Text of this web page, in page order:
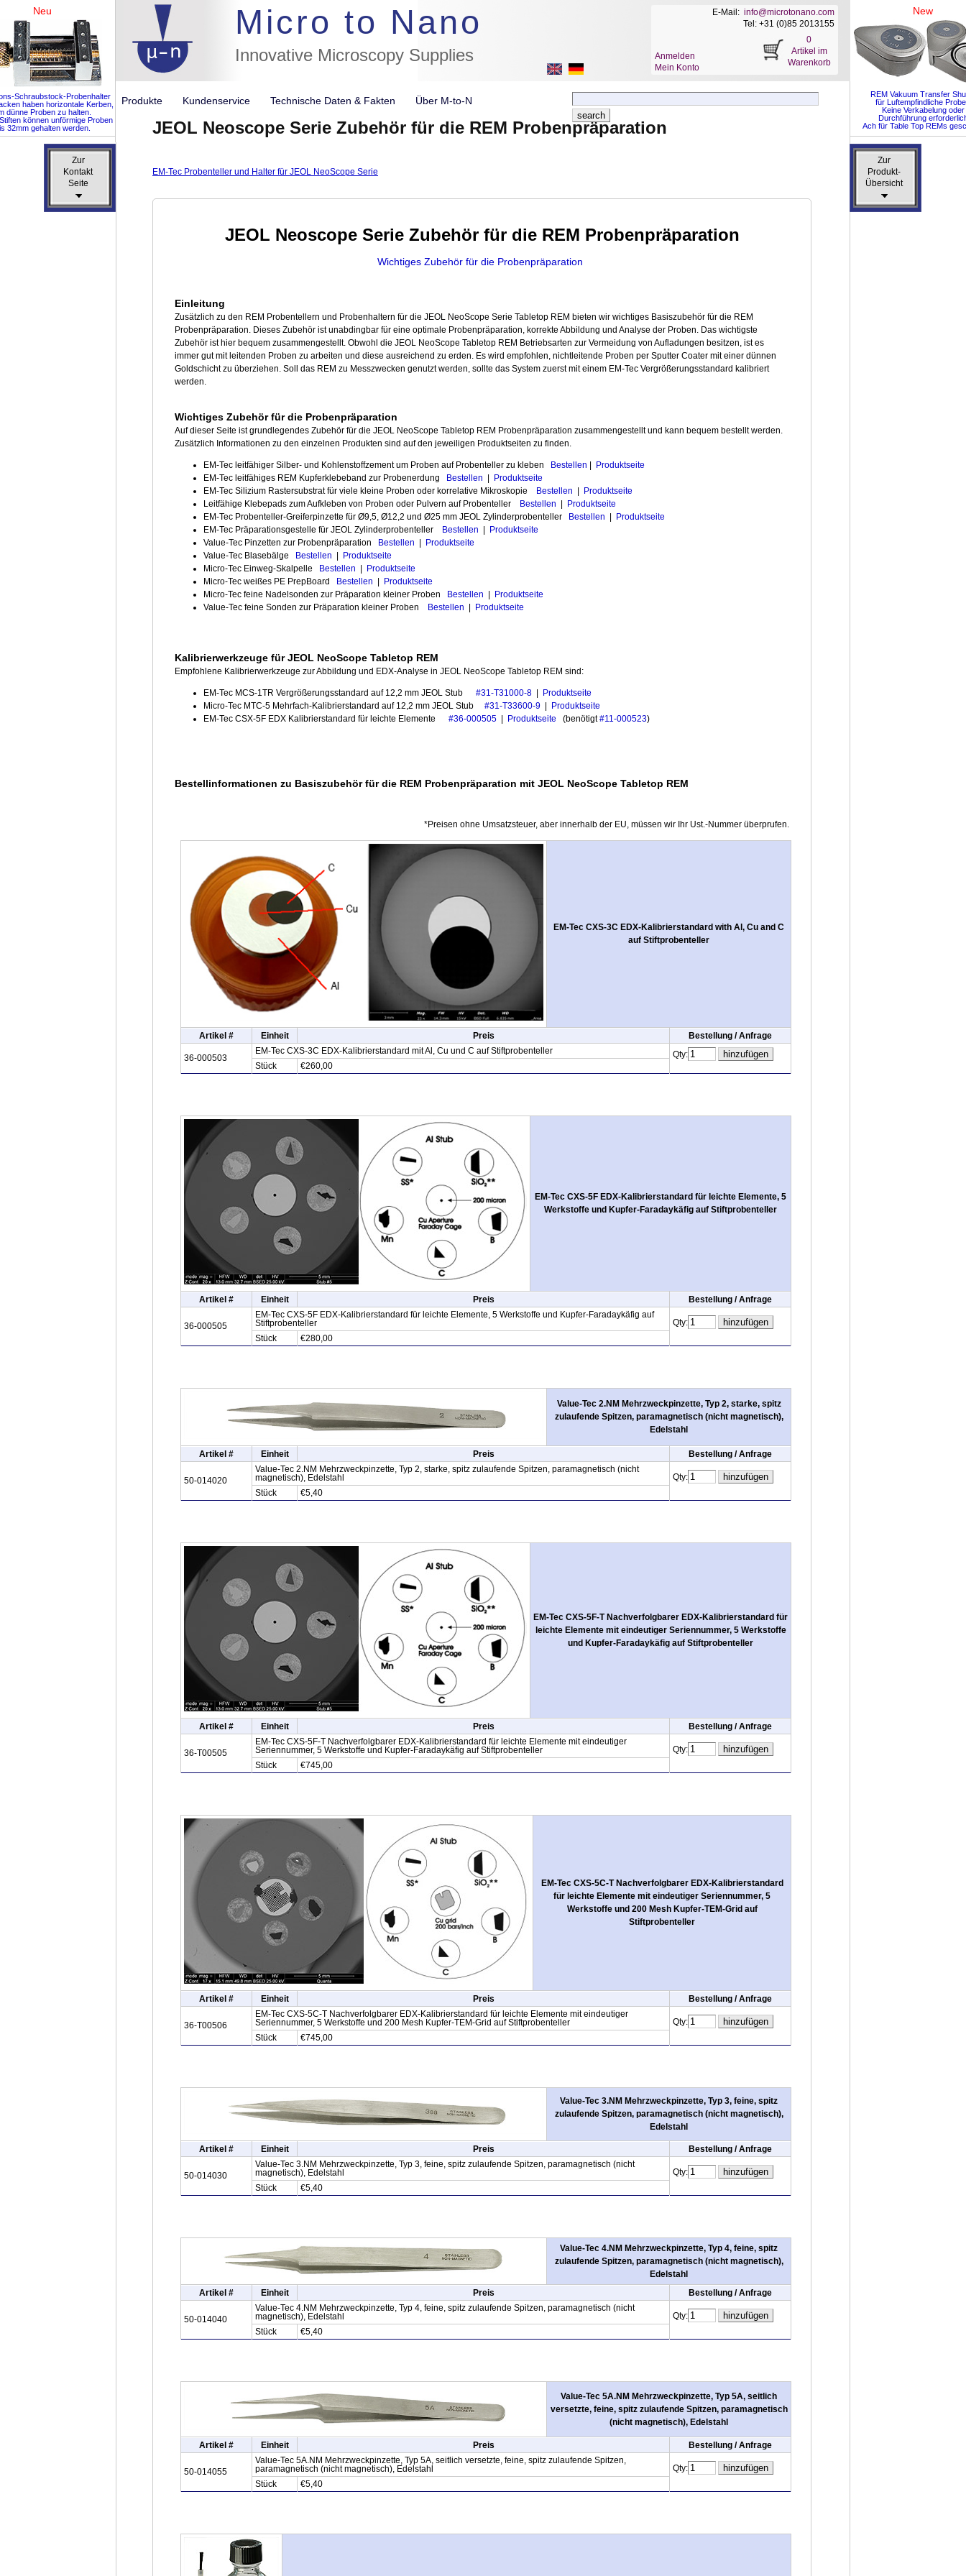
Zur
Produkt-
Übersicht
Zur
Produkt-
Übersicht
Zur
Kontakt
Seite
Zur
Kontakt
Seite
Neu
Schraubstock-Probenhalter
haben horizontale Kerben,
dünne Proben zu halten.
können unförmige Proben
32mm gehalten werden.
New
REM Vakuum Transfer
für Luftempfindliche
Keine Verkabelung oder
Durchführung
Ach für Table Top REMs
Micro to Nano
Innovative Microscopy Supplies
//flags for link to german page, if page exists
Produkte Kundenservice Technische Daten & Fakten Über M-to-N
JEOL Neoscope Serie Zubehör für die REM Probenpräparation
E-Mail: info@microtonano.com
Tel: +31 (0)85 2013155
Anmelden
Mein Konto
0
Artikel im
Warenkorb
EM-Tec Probenteller und Halter für JEOL NeoScope Serie
JEOL Neoscope Serie Zubehör für die REM Probenpräparation
Wichtiges Zubehör für die Probenpräparation
Einleitung
Zusätzlich zu den REM Probentellern und Probenhaltern für die JEOL NeoScope Serie Tabletop REM bieten wir wichtiges Basiszubehör für die REM
Probenpräparation. Dieses Zubehör ist unabdingbar für eine optimale Probenpräparation, korrekte Abbildung und Analyse der Proben. Das wichtigste
Zubehör ist hier bequem zusammengestellt. Obwohl die JEOL NeoScope Tabletop REM Betriebsarten zur Vermeidung von Aufladungen besitzen, ist es
immer gut mit leitenden Proben zu arbeiten und diese ausreichend zu erden. Es wird empfohlen, nichtleitende Proben per Sputter Coater mit einer dünnen
Goldschicht zu überziehen. Soll das REM zu Messzwecken genutzt werden, sollte das System zuerst mit einem EM-Tec Vergrößerungsstandard kalibriert
werden.
Wichtiges Zubehör für die Probenpräparation
Auf dieser Seite ist grundlegendes Zubehör für die JEOL NeoScope Tabletop REM Probenpräparation zusammengestellt und kann bequem bestellt werden.
Zusätzlich Informationen zu den einzelnen Produkten sind auf den jeweiligen Produktseiten zu finden.
EM-Tec leitfähiger Silber- und Kohlenstoffzement um Proben auf Probenteller zu kleben Bestellen
Produktseite
EM-Tec leitfähiges REM Kupferklebeband zur Probenerdung
Bestellen
Produktseite
EM-Tec Silizium Rastersubstrat für viele kleine Proben oder korrelative Mikroskopie
Bestellen
Produktseite
Leitfähige Klebepads zum Aufkleben von Proben oder Pulvern auf Probenteller
Bestellen
Produktseite
EM-Tec Probenteller-Greiferpinzette für Ø9,5, Ø12,2 und Ø25 mm JEOL Zylinderprobenteller
Bestellen
Produktseite
EM-Tec Präparationsgestelle für JEOL Zylinderprobenteller
Bestellen
Produktseite
Value-Tec Pinzetten zur Probenpräparation
Bestellen
Produktseite
Value-Tec Blasebälge
Bestellen
Produktseite
Micro-Tec Einweg-Skalpelle
Bestellen
Produktseite
Micro-Tec weißes PE PrepBoard
Bestellen
Produktseite
Micro-Tec feine Nadelsonden zur Präparation kleiner Proben
Bestellen
Produktseite
Value-Tec feine Sonden zur Präparation kleiner Proben
Bestellen Produktseite
Kalibrierwerkzeuge für JEOL NeoScope Tabletop REM
Empfohlene Kalibrierwerkzeuge zur Abbildung und EDX-Analyse in JEOL NeoScope Tabletop REM sind:
EM-Tec MCS-1TR Vergrößerungsstandard auf 12,2 mm JEOL Stub #31-T31000-8
Produktseite
Micro-Tec MTC-5 Mehrfach-Kalibrierstandard auf 12,2 mm JEOL Stub #31-T33600-9
Produktseite
EM-Tec CSX-5F EDX Kalibrierstandard für leichte Elemente #36-000505 Produktseite (benötigt#11-000523)
Bestellinformationen zu Basiszubehör für die REM Probenpräparation mit JEOL NeoScope Tabletop REM
*Preisen ohne Umsatzsteuer, aber innerhalb der EU, müssen wir Ihr Ust.-Nummer überprufen.
EM-Tec CXS-3C EDX-Kalibrierstandard with Al, Cu and C
auf Stiftprobenteller
Artikel # Einheit Preis Bestellung / Anfrage
36-000503
EM-Tec CXS-3C EDX-Kalibrierstandard mit Al, Cu und C auf Stiftprobenteller
Qty:
Stück
€260,00
EM-Tec CXS-5F EDX-Kalibrierstandard für leichte Elemente, 5
Werkstoffe und Kupfer-Faradaykäfig auf Stiftprobenteller
Artikel # Einheit Preis Bestellung / Anfrage
36-000505
EM-Tec CXS-5F EDX-Kalibrierstandard für leichte Elemente, 5 Werkstoffe und Kupfer-Faradaykäfig auf
Stiftprobenteller
Qty:
Stück
€280,00
Value-Tec 2.NM Mehrzweckpinzette, Typ 2, starke, spitz
zulaufende Spitzen, paramagnetisch (nicht magnetisch),
Edelstahl
Artikel # Einheit Preis Bestellung / Anfrage
50-014020
Value-Tec 2.NM Mehrzweckpinzette, Typ 2, starke, spitz zulaufende Spitzen, paramagnetisch (nicht
magnetisch), Edelstahl
Qty:
Stück
€5,40
EM-Tec CXS-5F-T Nachverfolgbarer EDX-Kalibrierstandard für
leichte Elemente mit eindeutiger Seriennummer, 5 Werkstoffe
und Kupfer-Faradaykäfig auf Stiftprobenteller
Artikel # Einheit Preis Bestellung / Anfrage
36-T00505
EM-Tec CXS-5F-T Nachverfolgbarer EDX-Kalibrierstandard für leichte Elemente mit eindeutiger
Seriennummer, 5 Werkstoffe und Kupfer-Faradaykäfig auf Stiftprobenteller
Qty:
Stück
€745,00
EM-Tec CXS-5C-T Nachverfolgbarer EDX-Kalibrierstandard
für leichte Elemente mit eindeutiger Seriennummer, 5
Werkstoffe und 200 Mesh Kupfer-TEM-Grid auf
Stiftprobenteller
Artikel # Einheit Preis Bestellung / Anfrage
36-T00506
EM-Tec CXS-5C-T Nachverfolgbarer EDX-Kalibrierstandard für leichte Elemente mit eindeutiger
Seriennummer, 5 Werkstoffe und 200 Mesh Kupfer-TEM-Grid auf Stiftprobenteller
Qty:
Stück
€745,00
Value-Tec 3.NM Mehrzweckpinzette, Typ 3, feine, spitz
zulaufende Spitzen, paramagnetisch (nicht magnetisch),
Edelstahl
Artikel # Einheit Preis Bestellung / Anfrage
50-014030
Value-Tec 3.NM Mehrzweckpinzette, Typ 3, feine, spitz zulaufende Spitzen, paramagnetisch (nicht
magnetisch), Edelstahl
Qty:
Stück
€5,40
Value-Tec 4.NM Mehrzweckpinzette, Typ 4, feine, spitz
zulaufende Spitzen, paramagnetisch (nicht magnetisch),
Edelstahl
Artikel #
Einheit Preis Bestellung / Anfrage
50-014040
Value-Tec 4.NM Mehrzweckpinzette, Typ 4, feine, spitz zulaufende Spitzen, paramagnetisch (nicht
magnetisch), Edelstahl
Qty:
Stück
€5,40
Value-Tec 5A.NM Mehrzweckpinzette, Typ 5A, seitlich
versetzte, feine, spitz zulaufende Spitzen, paramagnetisch
(nicht magnetisch), Edelstahl
Artikel # Einheit Preis Bestellung / Anfrage
50-014055
Value-Tec 5A.NM Mehrzweckpinzette, Typ 5A, seitlich versetzte, feine, spitz zulaufende Spitzen,
paramagnetisch (nicht magnetisch), Edelstahl
Qty:
Stück
€5,40